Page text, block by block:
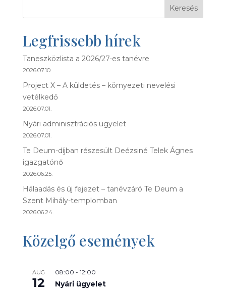
Keresés
Legfrissebb hírek
Taneszközlista a 2026/27-es tanévre
2026.07.10.
Project X – A küldetés – környezeti nevelési
vetélkedő
2026.07.01.
Nyári adminisztrációs ügyelet
2026.07.01.
Te Deum-díjban részesült Deézsiné Telek Ágnes
igazgatónő
2026.06.25.
Hálaadás és új fejezet – tanévzáró Te Deum a
Szent Mihály-templomban
2026.06.24.
Közelgő események
AUG
12
08:00 - 12:00
Nyári ügyelet